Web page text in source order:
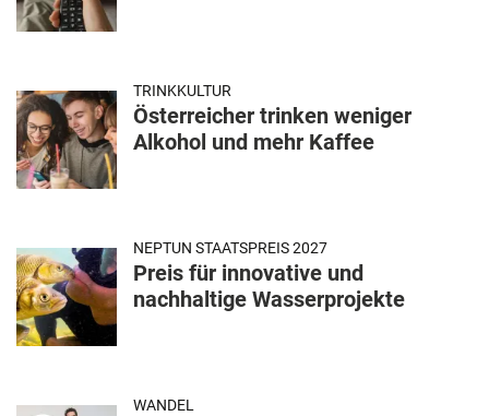
TRINKKULTUR
Österreicher trinken weniger
Alkohol und mehr Kaffee
NEPTUN STAATSPREIS 2027
Preis für innovative und
nachhaltige Wasserprojekte
WANDEL